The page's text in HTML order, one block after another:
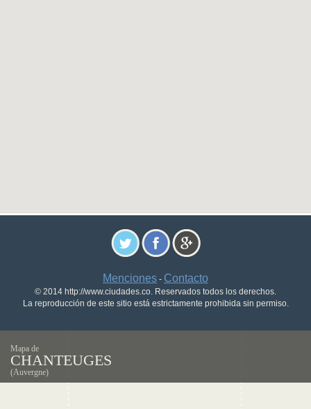
Menciones - Contacto
© 2014 http://www.ciudades.co. Reservados todos los derechos.
La reproducción de este sitio está estrictamente prohibida sin permiso.
Mapa de
CHANTEUGES
(Auvergne)